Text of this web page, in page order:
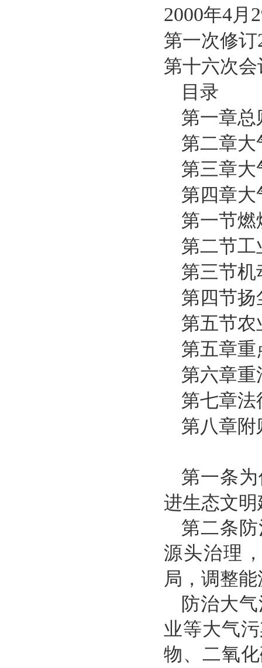
2000年4月
第一次修订
第十六次
目录
第一章总
第二章
第三章
第四章
第一节
第二节工
第三节
第四节扬
第五节
第五章
第六章重
第七章法
第八章附
第一条
进生态文
第二条
源头治理
局，调整
防治大
业等大气
物、二氧